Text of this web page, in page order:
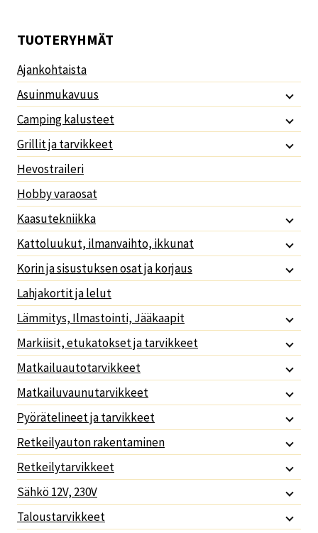
TUOTERYHMÄT
Ajankohtaista
Asuinmukavuus
Camping kalusteet
Grillit ja tarvikkeet
Hevostraileri
Hobby varaosat
Kaasutekniikka
Kattoluukut, ilmanvaihto, ikkunat
Korin ja sisustuksen osat ja korjaus
Lahjakortit ja lelut
Lämmitys, Ilmastointi, Jääkaapit
Markiisit, etukatokset ja tarvikkeet
Matkailuautotarvikkeet
Matkailuvaunutarvikkeet
Pyörätelineet ja tarvikkeet
Retkeilyauton rakentaminen
Retkeilytarvikkeet
Sähkö 12V, 230V
Taloustarvikkeet